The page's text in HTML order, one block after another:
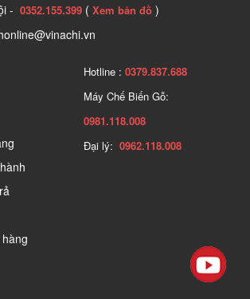
là những thiết bị, công cụ nhằm hỗ trợ
chế tạo máy, sửa chữa, bảo dưỡng
khí. Các dụng cụ cơ khí có thể được
chính: dụng cụ đo, dụng cụ tháo lắp
cụ gia công. Mỗi loại dụng cụ có chức
riêng biệt, phù hợp với từng nhu cầu
sử dụng.
và tính năng của các bộ dụng cụ
- 0352.155.399 ( Xem bản đồ )
Hotline : 0379.837.688
Máy Chế Biến Gỗ:
0981.118.008
Đại lý: 0962.118.008